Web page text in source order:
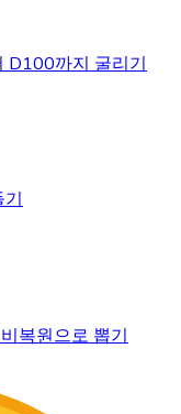
D100까지 굴리기
복원으로 뽑기